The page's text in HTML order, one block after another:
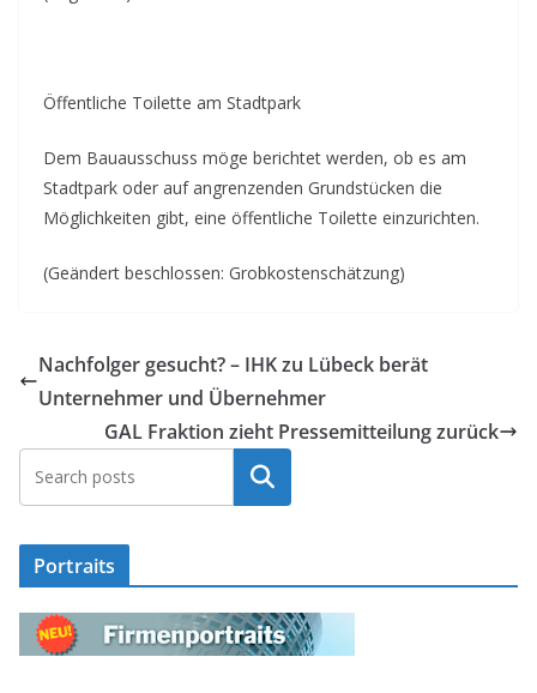
Öffentliche Toilette am Stadtpark
Dem Bauausschuss möge berichtet werden, ob es am
Stadtpark oder auf angrenzenden Grundstücken die
Möglichkeiten gibt, eine öffentliche Toilette einzurichten.
(Geändert beschlossen: Grobkostenschätzung)
Nachfolger gesucht? – IHK zu Lübeck berät
Unternehmer und Übernehmer
GAL Fraktion zieht Pressemitteilung zurück
Suchen
Portraits